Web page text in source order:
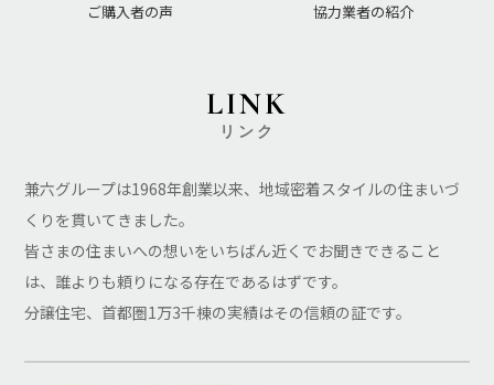
ご購入者の声 協力業者の紹介
LINK
リンク
兼六グループは1968年創業以来、地域密着スタイルの住まいづ
くりを貫いてきました。
皆さまの住まいへの想いをいちばん近くでお聞きできること
は、誰よりも頼りになる存在であるはずです。
分譲住宅、首都圏1万3千棟の実績はその信頼の証です。